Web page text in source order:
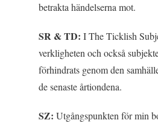
betrakta händelserna mot.
SR & TD: IThe Ticklish
verkligheten och också
förhindrats genom den
de senaste årtiondena.
SZ: Utgångspunkten för min